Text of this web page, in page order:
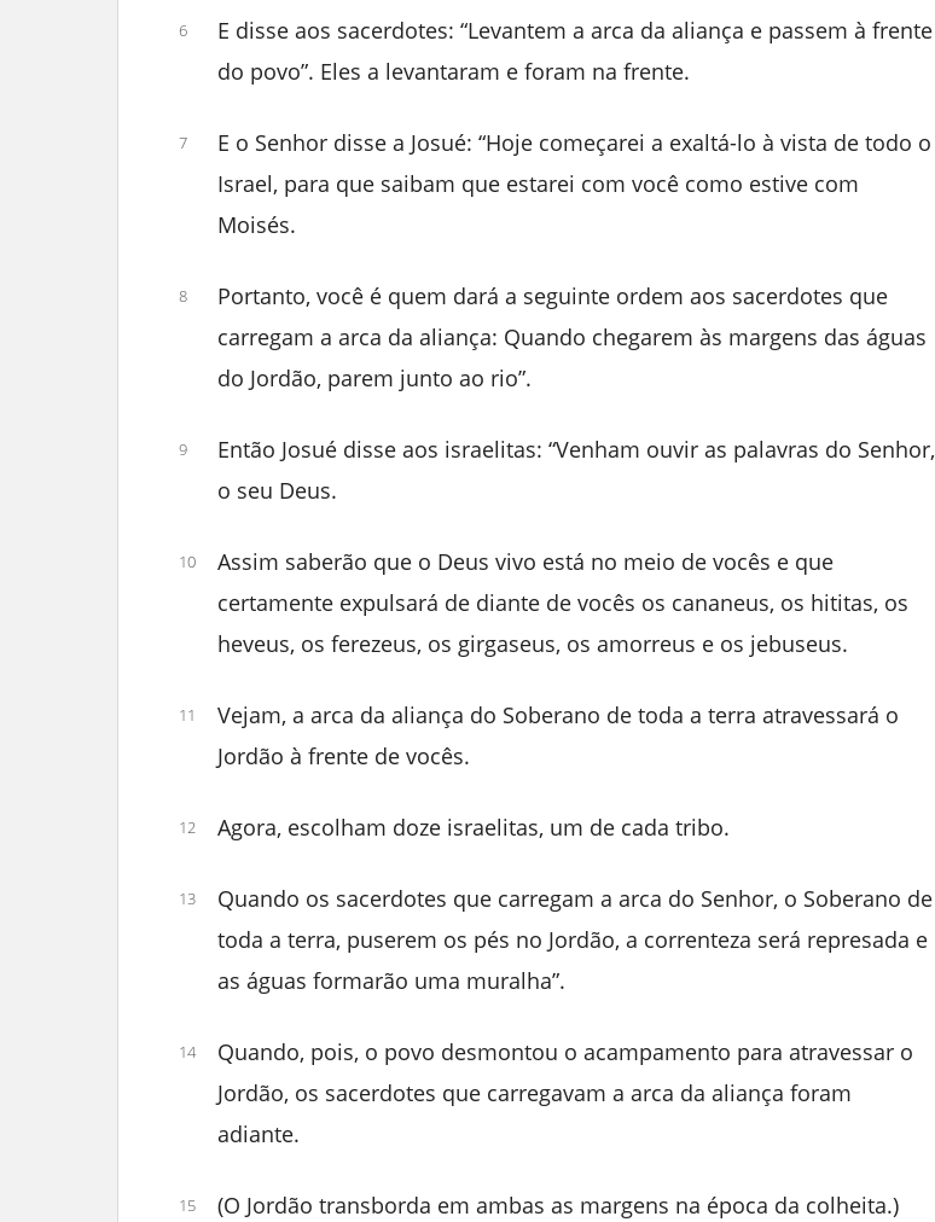
6
E disse aos sacerdotes: “Levantem a arca da aliança e passem à frente
do povo”. Eles a levantaram e foram na frente.
7
E o Senhor disse a Josué: “Hoje começarei a exaltá-lo à vista de todo o
Israel, para que saibam que estarei com você como estive com
Moisés.
8
Portanto, você é quem dará a seguinte ordem aos sacerdotes que
carregam a arca da aliança: Quando chegarem às margens das águas
do Jordão, parem junto ao rio”.
9
Então Josué disse aos israelitas: “Venham ouvir as palavras do Senhor,
o seu Deus.
10
Assim saberão que o Deus vivo está no meio de vocês e que
certamente expulsará de diante de vocês os cananeus, os hititas, os
heveus, os ferezeus, os girgaseus, os amorreus e os jebuseus.
11
Vejam, a arca da aliança do Soberano de toda a terra atravessará o
Jordão à frente de vocês.
12 Agora, escolham doze israelitas, um de cada tribo.
13
Quando os sacerdotes que carregam a arca do Senhor, o Soberano de
toda a terra, puserem os pés no Jordão, a correnteza será represada e
as águas formarão uma muralha”.
14
Quando, pois, o povo desmontou o acampamento para atravessar o
Jordão, os sacerdotes que carregavam a arca da aliança foram
adiante.
15
(O Jordão transborda em ambas as margens na época da colheita.)